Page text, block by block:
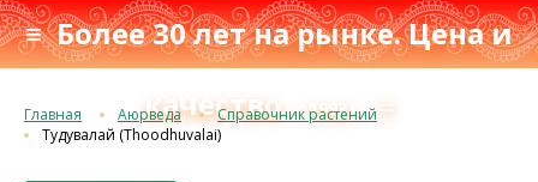
≡ Более 30 лет на рынке. Цена и
качествос 1993 г.≡
Главная Аюрведа
Справочник растений
Тудувалай (Thoodhuvalai)